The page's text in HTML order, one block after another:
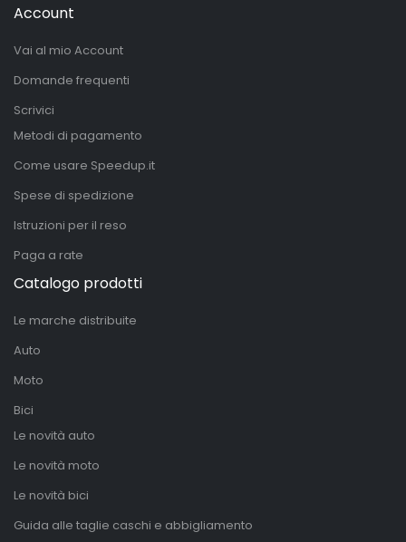
Account
Vai al mio Account
Domande frequenti
Scrivici
Metodi di pagamento
Come usare Speedup.it
Spese di spedizione
Istruzioni per il reso
Paga a rate
Catalogo prodotti
Le marche distribuite
Auto
Moto
Bici
Le novità auto
Le novità moto
Le novità bici
Guida alle taglie caschi e abbigliamento